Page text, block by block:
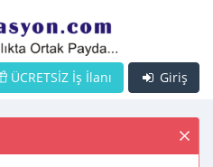
Giriş
ÜCRETSİZ İş İlanı